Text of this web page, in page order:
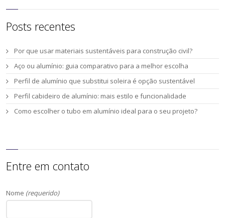
Posts recentes
Por que usar materiais sustentáveis para construção civil?
Aço ou alumínio: guia comparativo para a melhor escolha
Perfil de alumínio que substitui soleira é opção sustentável
Perfil cabideiro de alumínio: mais estilo e funcionalidade
Como escolher o tubo em alumínio ideal para o seu projeto?
Entre em contato
Nome (requerido)